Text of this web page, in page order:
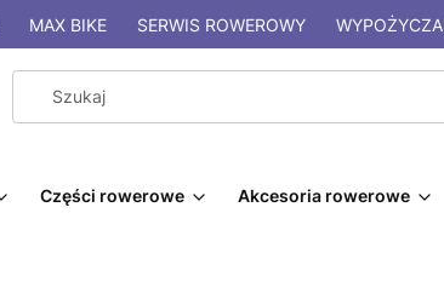
MAX BIKE SERWIS ROWEROWY
Części rowerowe Akcesoria rowerowe